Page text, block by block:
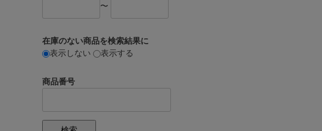
〜
在庫のない商品を検索結果に
表示しない
表示する
商品番号